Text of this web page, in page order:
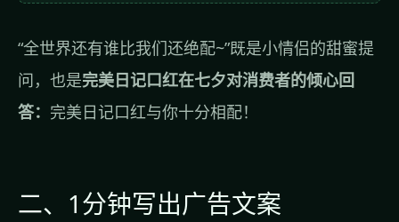
“全世界还有谁比我们还绝配~”既是小情侣的甜蜜提
问，也是完美日记口红在七夕对消费者的倾心回
答： 完美日记口红与你十分相配！
二、1分钟写出广告文案